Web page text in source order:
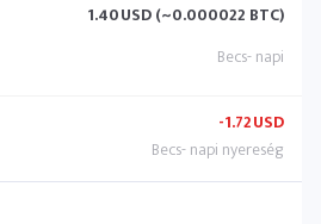
1.40USD (~0.000022 BTC)
-1.72USD